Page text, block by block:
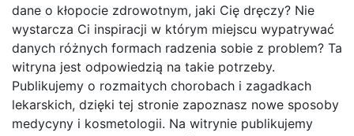
dane o kłopocie zdrowotnym, jaki Cię dręczy? Nie
wystarcza Ci inspiracji w którym miejscu wypatrywać
danych różnych formach radzenia sobie z problem? Ta
witryna jest odpowiedzią na takie potrzeby.
Publikujemy o rozmaitych chorobach i zagadkach
lekarskich, dzięki tej stronie zapoznasz nowe sposoby
medycyny i kosmetologii. Na witrynie publikujemy